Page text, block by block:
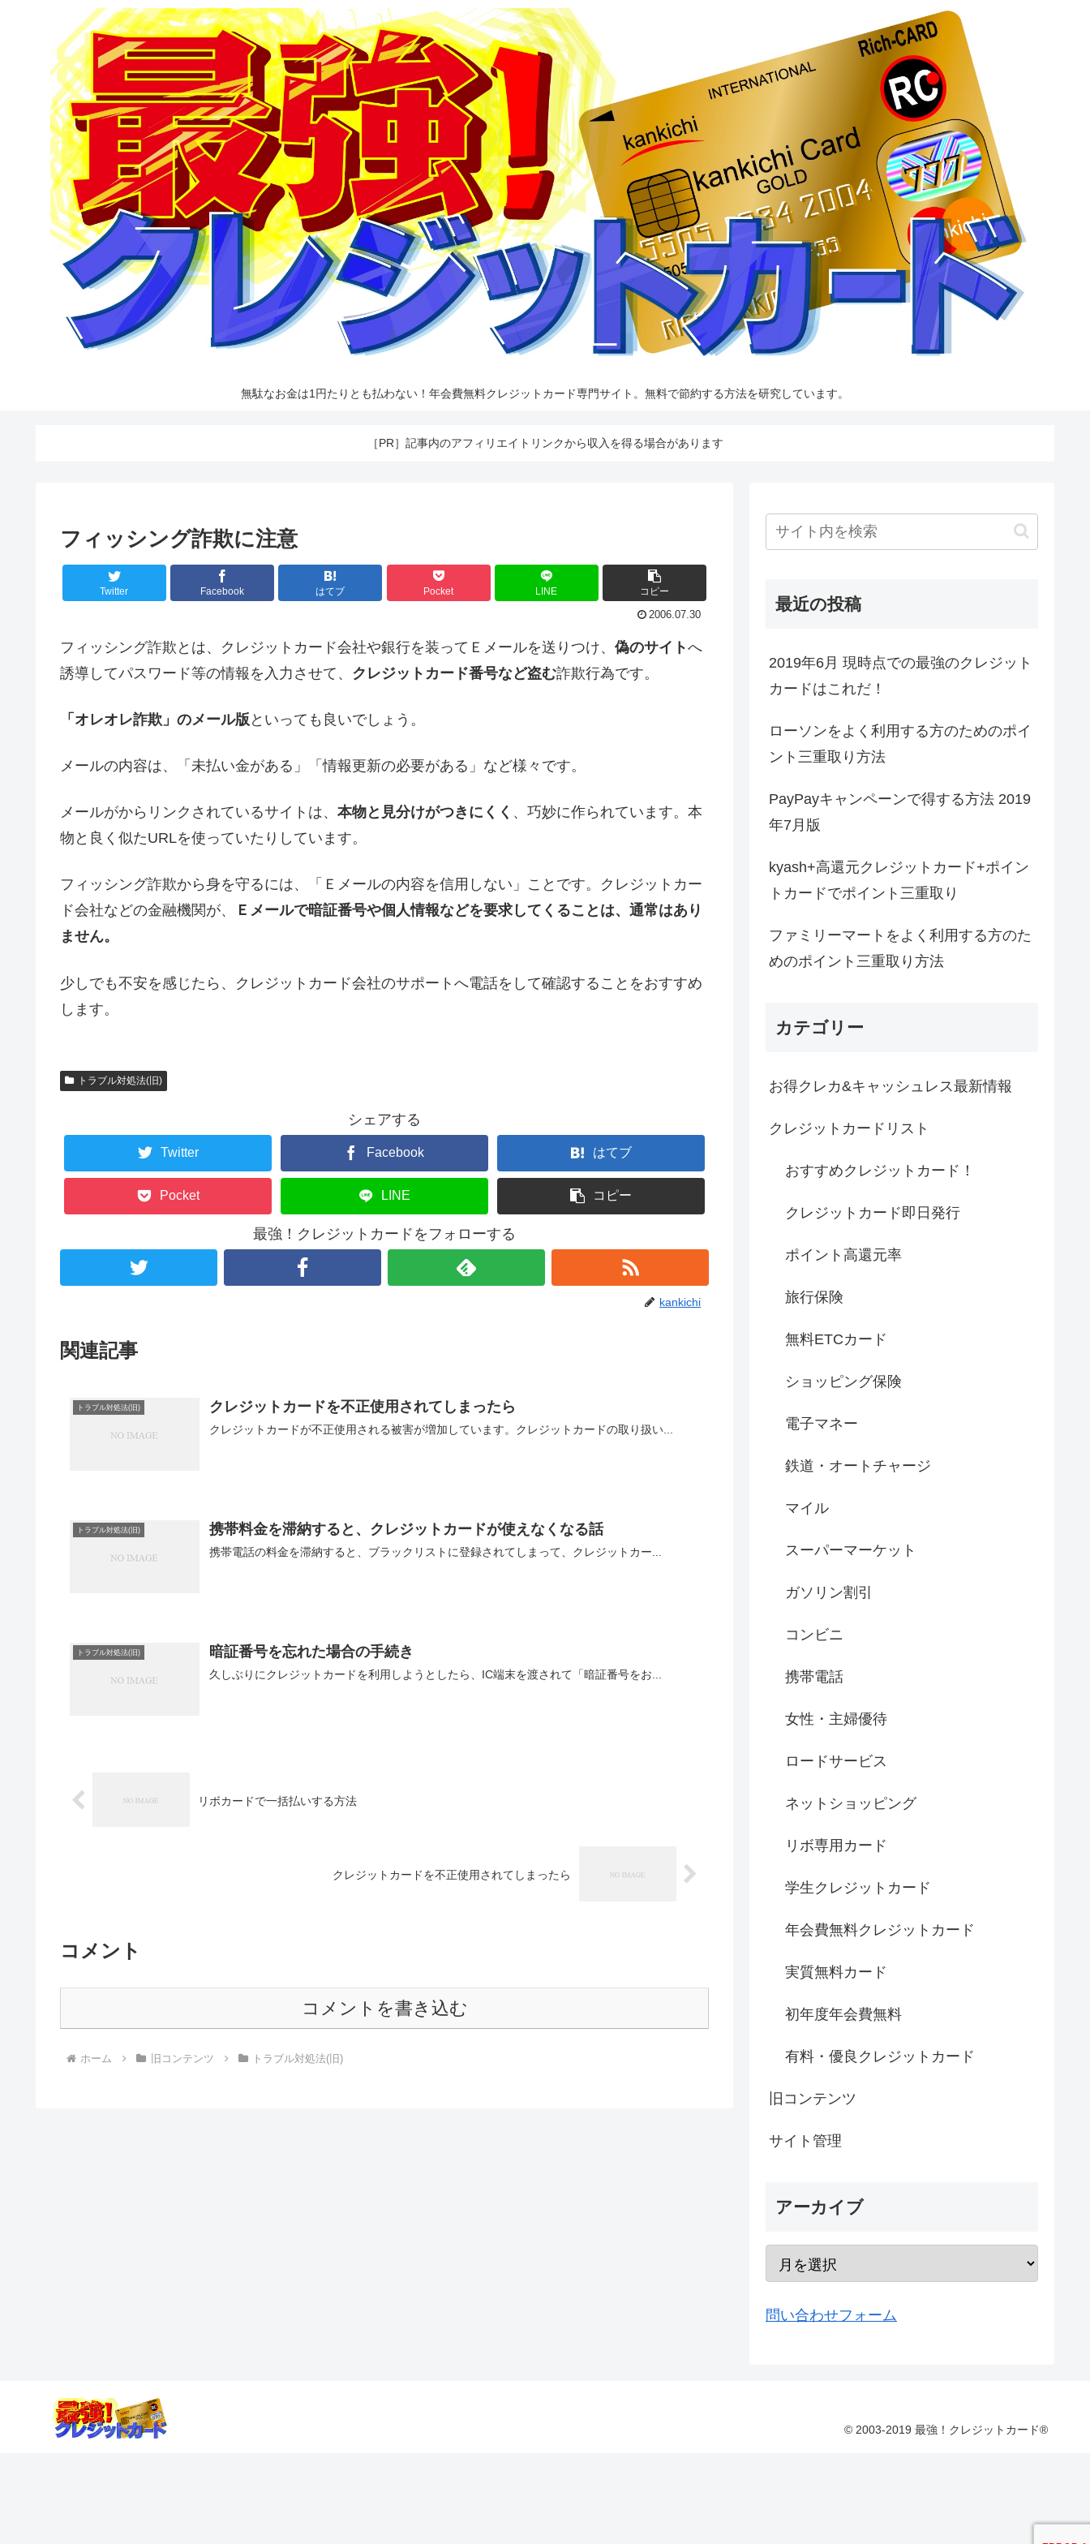
無駄なお金は1円たりとも払わない！年会費無料クレジットカード専門サイト。無料で節約する方法を研究しています。
［PR］記事内のアフィリエイトリンクから収入を得る場合があります
フィッシング詐欺に注意
Twitter Facebook はてブ Pocket LINE コピー
2006.07.30
フィッシング詐欺とは、クレジットカード会社や銀行を装ってＥメールを送りつけ、 偽のサイトへ
誘導してパスワード等の情報を入力させて、 クレジットカード番号など盗む詐欺行為です。
「オレオレ詐欺」のメール版 といっても良いでしょう。
メールの内容は、「未払い金がある」「情報更新の必要がある」など様々です。
メールがからリンクされているサイトは、 本物と見分けがつきにくく 、巧妙に作られています。本
物と良く似たURLを使っていたりしています。
フィッシング詐欺から身を守るには、「Ｅメールの内容を信用しない」ことです。クレジットカー
ド会社などの金融機関が、
Ｅメールで暗証番号や個人情報などを要求してくることは、通常はあり
ません。
少しでも不安を感じたら、クレジットカード会社のサポートへ電話をして確認することをおすすめ
します。
トラブル対処法(旧)
シェアする
Twitter Facebook はてブ
Pocket LINE コピー
最強！クレジットカードをフォローする
kankichi
関連記事
トラブル対処法(旧) クレジットカードを不正使用されてしまったら
クレジットカードが不正使用される被害が増加しています。クレジットカードの取り扱い...
トラブル対処法(旧) 携帯料金を滞納すると、クレジットカードが使えなくなる話
携帯電話の料金を滞納すると、ブラックリストに登録されてしまって、クレジットカー...
トラブル対処法(旧) 暗証番号を忘れた場合の手続き
久しぶりにクレジットカードを利用しようとしたら、IC端末を渡されて「暗証番号をお...
リボカードで一括払いする方法
クレジットカードを不正使用されてしまったら
コメント
コメントを書き込む
ホーム 旧コンテンツ トラブル対処法(旧)
最近の投稿
2019年6月 現時点での最強のクレジット
カードはこれだ！
ローソンをよく利用する方のためのポイ
ント三重取り方法
PayPayキャンペーンで得する方法 2019
年7月版
kyash+高還元クレジットカード+ポイン
トカードでポイント三重取り
ファミリーマートをよく利用する方のた
めのポイント三重取り方法
カテゴリー
お得クレカ&キャッシュレス最新情報
クレジットカードリスト
おすすめクレジットカード！
クレジットカード即日発行
ポイント高還元率
旅行保険
無料ETCカード
ショッピング保険
電子マネー
鉄道・オートチャージ
マイル
スーパーマーケット
ガソリン割引
コンビニ
携帯電話
女性・主婦優待
ロードサービス
ネットショッピング
リボ専用カード
学生クレジットカード
年会費無料クレジットカード
実質無料カード
初年度年会費無料
有料・優良クレジットカード
旧コンテンツ
サイト管理
アーカイブ
問い合わせフォーム
© 2003-2019 最強！クレジットカード®